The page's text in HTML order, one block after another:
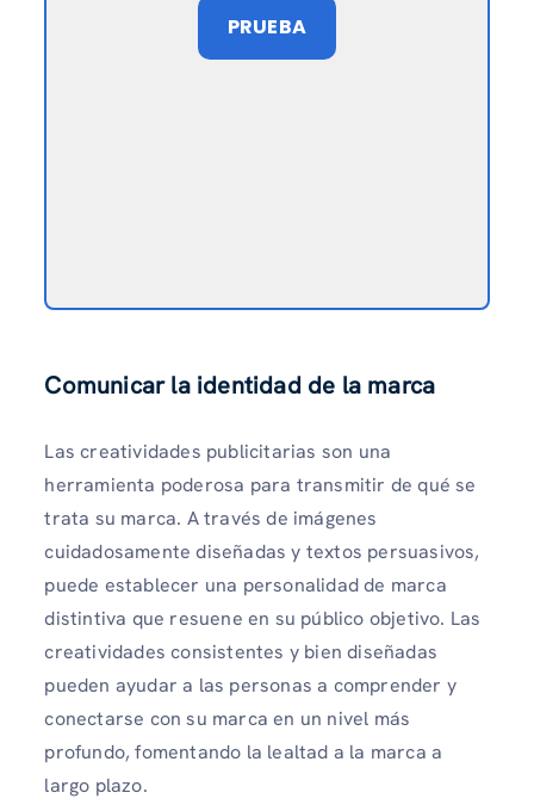
PRUEBA
Comunicar la identidad de la marca
Las creatividades publicitarias son una
herramienta poderosa para transmitir de qué se
trata su marca. A través de imágenes
cuidadosamente diseñadas y textos persuasivos,
puede establecer una personalidad de marca
distintiva que resuene en su público objetivo. Las
creatividades consistentes y bien diseñadas
pueden ayudar a las personas a comprender y
conectarse con su marca en un nivel más
profundo, fomentando la lealtad a la marca a
largo plazo.